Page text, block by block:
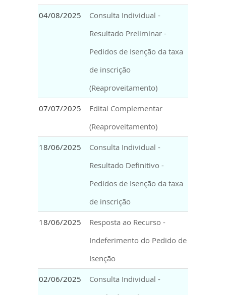
04/08/2025
Consulta Individual -
Resultado Preliminar -
Pedidos de Isenção da taxa
de inscrição
(Reaproveitamento)
07/07/2025
Edital Complementar
(Reaproveitamento)
18/06/2025
Consulta Individual -
Resultado Definitivo -
Pedidos de Isenção da taxa
de inscrição
18/06/2025
Resposta ao Recurso -
Indeferimento do Pedido de
Isenção
02/06/2025
Consulta Individual -